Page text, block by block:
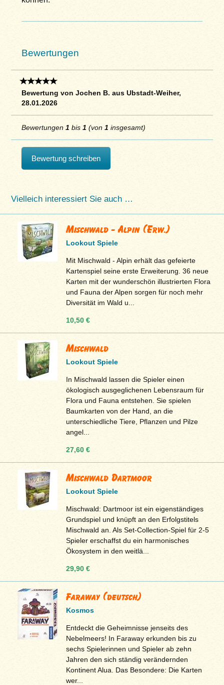
Bewertungen
Bewertung von Jochen B. aus Ubstadt-Weiher,
28.01.2026
Bewertungen 1 bis 1 (von 1 insgesamt)
Bewertung schreiben
Vielleich interessiert Sie auch …
Mischwald - Alpin (Erw.)
Lookout Spiele
Mit Mischwald - Alpin erhält das gefeierte
Kartenspiel seine erste Erweiterung. 36 neue
Karten mit der wunderschön illustrierten Flora
und Fauna der Alpen sorgen für noch mehr
Diversität im Wald u...
10,50 €
Mischwald
Lookout Spiele
In Mischwald lassen die Spieler einen
ökologisch ausgeglichenen Lebensraum für
Flora und Fauna entstehen. Sie spielen
Baumkarten von der Hand, an die
unterschiedliche Tiere, Pflanzen und Pilze
angel...
27,60 €
Mischwald Dartmoor
Lookout Spiele
Mischwald: Dartmoor ist ein eigenständiges
Grundspiel und knüpft an den Erfolgstitels
Mischwald an. Als Set-Collection-Spiel für 2-5
Spieler erschaffst du ein harmonisches
Ökosystem in den weitlä...
29,90 €
Faraway (deutsch)
Kosmos
Entdeckt die Geheimnisse jenseits des
Nebelmeers! In Faraway erkunden bis zu
sechs Spielerinnen und Spieler ab zehn
Jahren den sich ständig verändernden
Kontinent Alua. Das Besondere: Die Karten
wer...